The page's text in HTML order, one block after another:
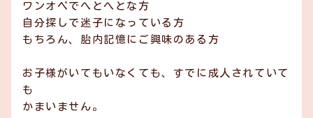
助産院概要
ワンオペでへとへとな方
自分探しで迷子になっている方
もちろん、胎内記憶にご興味のある方
お子様がいてもいなくても、すでに成人されていて
も
かまいません。